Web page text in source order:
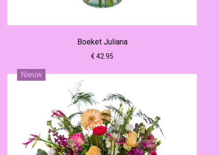
Boeket Juliana
€ 42.95
Nieuw